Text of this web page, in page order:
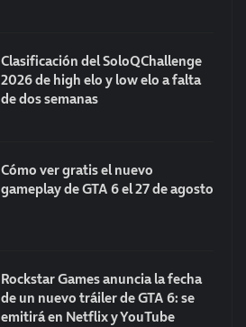
Clasificación del SoloQChallenge
2026 de high elo y low elo a falta
de dos semanas
Cómo ver gratis el nuevo
gameplay de GTA 6 el 27 de agosto
Rockstar Games anuncia la fecha
de un nuevo tráiler de GTA 6: se
emitirá en Netflix y YouTube